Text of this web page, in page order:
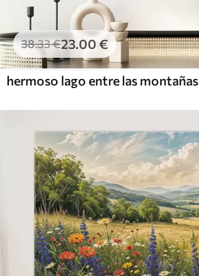
38.33€23.00 €
hermoso lago entre las montañas